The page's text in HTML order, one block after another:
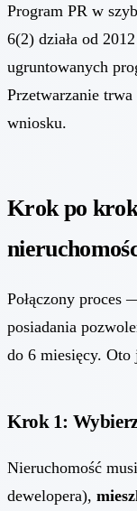
Program PR w
6(2) działa od
ugruntowanych
Przetwarzanie trwa
wniosku.
Krok po
Połączony proces
posiadania
do 6 miesięcy. Oto
Krok 1:
Nieruchomość
dewelopera),